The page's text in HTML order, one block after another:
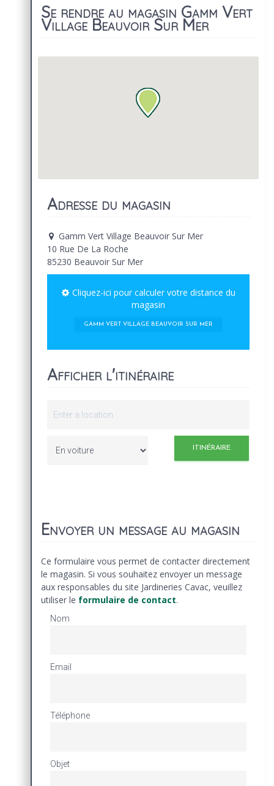
Se rendre au magasin Gamm Vert
Village Beauvoir Sur Mer
Adresse du magasin
Gamm Vert Village Beauvoir Sur Mer
10 Rue De La Roche
85230 Beauvoir Sur Mer
Cliquez-ici pour calculer votre distance du
magasin
GAMM VERT VILLAGE BEAUVOIR SUR MER
Afficher l'itinéraire
Envoyer un message au magasin
Ce formulaire vous permet de contacter directement
le magasin. Si vous souhaitez envoyer un message
aux responsables du site Jardineries Cavac, veuillez
utiliser le formulaire de contact.
Nom
Email
Téléphone
Objet